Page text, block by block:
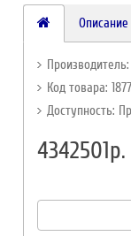
Описание
Производитель:
Код товара:
Доступность:
4342501р.